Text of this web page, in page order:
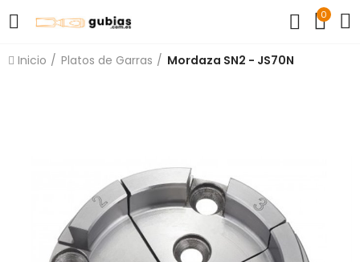
0
Inicio Platos de Garras Mordaza SN2 - JS70N